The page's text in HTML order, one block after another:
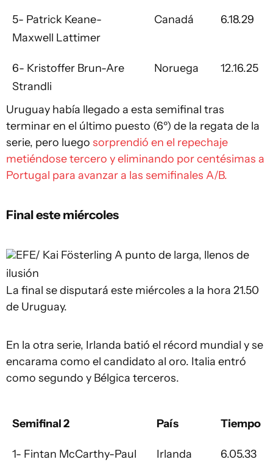
5- Patrick Keane-
Maxwell Lattimer
Canadá 6.18.29
6- Kristoffer Brun-Are
Strandli
Noruega 12.16.25
Uruguay había llegado a esta semifinal tras
terminar en el último puesto (6º) de la regata de la
serie, pero luego sorprendió en el repechaje
metiéndose tercero y eliminando por centésimas a
Portugal para avanzar a las semifinales A/B.
Final este miércoles
EFE/ Kai Fösterling A punto de larga, llenos de
ilusión
La final se disputará este miércoles a la hora 21.50
de Uruguay.
En la otra serie, Irlanda batió el récord mundial y se
encarama como el candidato al oro. Italia entró
como segundo y Bélgica terceros.
Semifinal 2 País Tiempo
1- Fintan McCarthy-Paul
Irlanda 6.05.33